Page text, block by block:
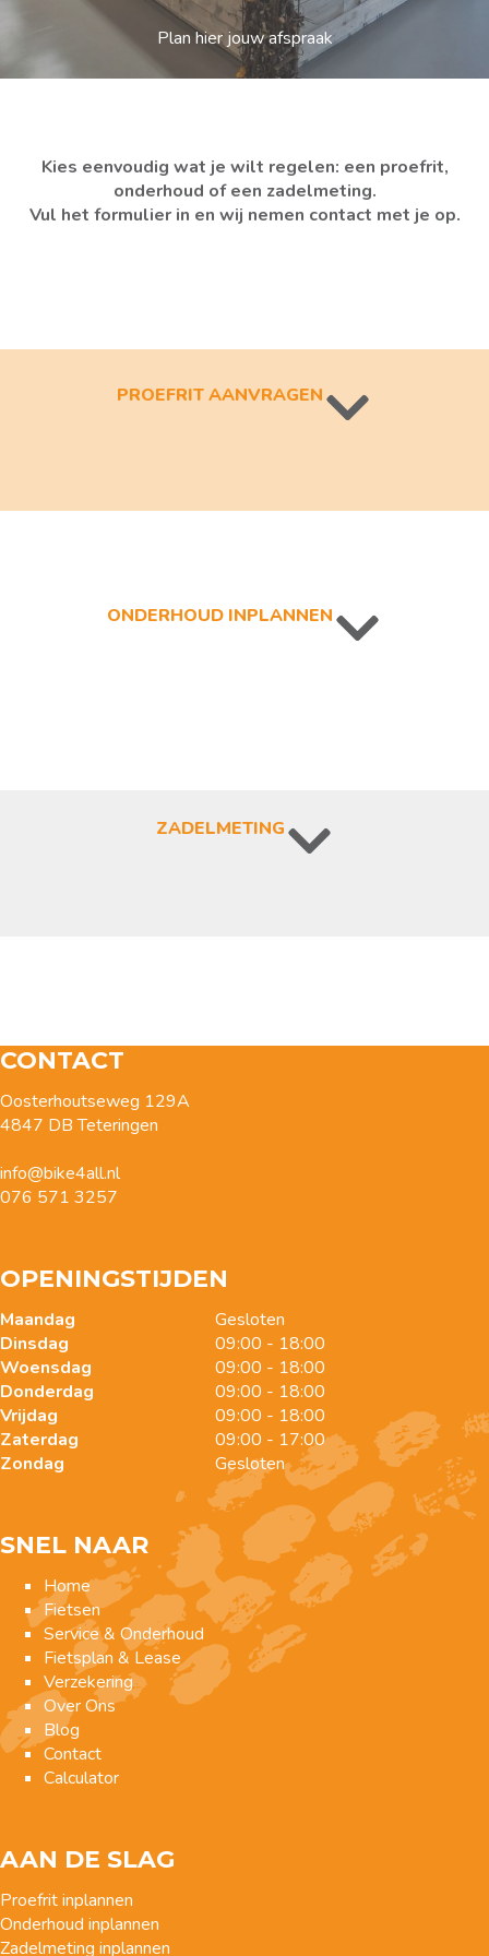
Plan hier jouw afspraak
Kies eenvoudig wat je wilt regelen: een proefrit,
onderhoud of een zadelmeting.
Vul het formulier in en wij nemen contact met je op.
PROEFRIT AANVRAGEN
ONDERHOUD INPLANNEN
ZADEL​METING
CONTACT
Oosterhoutseweg 129A
4847 DB Teteringen
info@bike4all.nl
076 571 3257
OPENINGSTIJDEN
Maandag
Dinsdag
Woensdag
Donderdag
Vrijdag
Zaterdag
Zondag
Gesloten
09:00 - 18:00
09:00 - 18:00
09:00 - 18:00
09:00 - 18:00
09:00 - 17:00
Gesloten
SNEL NAAR
Home
Fietsen
Service & Onderhoud
Fietsplan & Lease
Verzekering
Over Ons
Blog
Contact
Calculator
AAN DE SLAG
Proefrit inplannen
Onderhoud inplannen
Zadelmeting inplannen